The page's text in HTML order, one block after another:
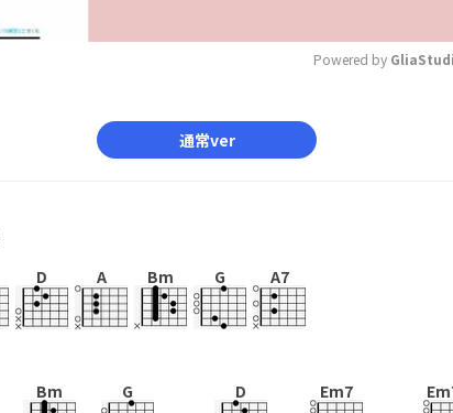
Powered by
通常ver
D A Bm G A7
Bm G D Em7